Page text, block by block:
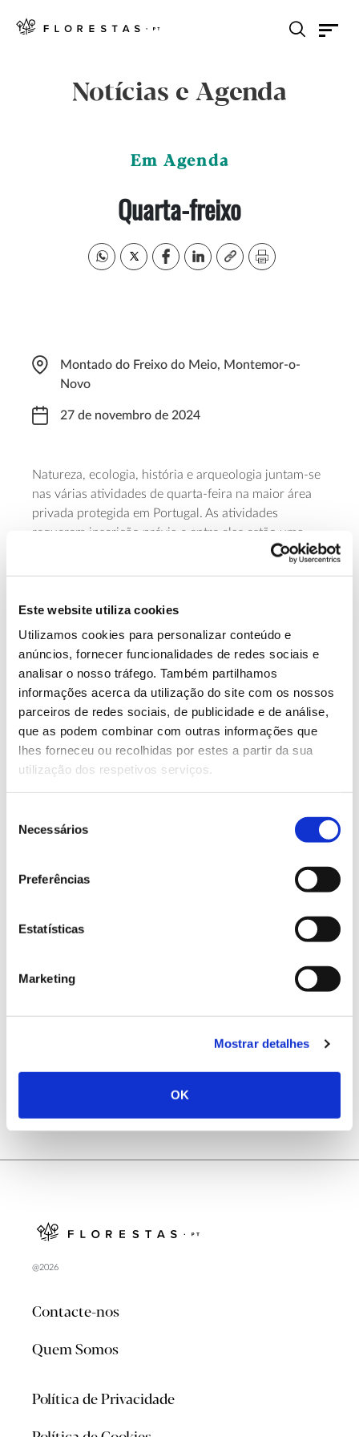
Este website utiliza cookies
Utilizamos cookies para personalizar conteúdo e
anúncios, fornecer funcionalidades de redes sociais e
analisar o nosso tráfego. Também partilhamos
informações acerca da utilização do site com os nossos
parceiros de redes sociais, de publicidade e de análise,
que as podem combinar com outras informações que
lhes forneceu ou recolhidas por estes a partir da sua
utilização dos respetivos serviços.
Necessários
Preferências
Estatísticas
Marketing
Mostrar detalhes
OK
Notícias e Agenda
Em Agenda
Quarta-freixo
Montado do Freixo do Meio, Montemor-o-
Novo
27 de novembro de 2024
Natureza, ecologia, história e arqueologia juntam-se
nas várias atividades de quarta-feira na maior área
privada protegida em Portugal. As atividades
requerem inscrição prévia e entre elas estão uma
com o arqueólogo
Almoçona “Cantina Cabana dos Bois”.
Saiba mais
13.07.2026
Genoma do priolo e de outras espécies em risco:
conhecer para conservar
Registar galhas de Trichi em acácia-das-espigas:
25.06.2026
Natureza e florestas procuram jovens voluntários
@2026
Contacte-nos
Quem Somos
Política de Privacidade